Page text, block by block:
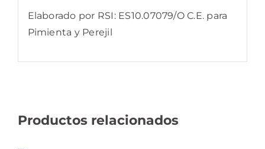
Elaborado por RSI: ES10.07079/O C.E. para
Pimienta y Perejil
Productos relacionados